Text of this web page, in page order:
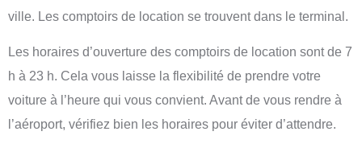
ville. Les comptoirs de location se trouvent dans le terminal.
Les horaires d’ouverture des comptoirs de location sont de 7
h à 23 h. Cela vous laisse la flexibilité de prendre votre
voiture à l’heure qui vous convient. Avant de vous rendre à
l’aéroport, vérifiez bien les horaires pour éviter d’attendre.